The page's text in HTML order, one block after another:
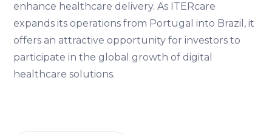
enhance healthcare delivery. As ITERcare
expands its operations from Portugal into Brazil, it
offers an attractive opportunity for investors to
participate in the global growth of digital
healthcare solutions.